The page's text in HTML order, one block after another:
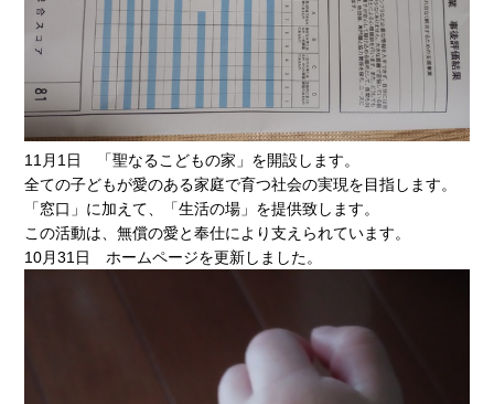
11月1日 「聖なるこどもの家」を開設します。
全ての子どもが愛のある家庭で育つ社会の実現を目指します。
「窓口」に加えて、「生活の場」を提供致します。
この活動は、無償の愛と奉仕により支えられています。
10月31日 ホームページを更新しました。